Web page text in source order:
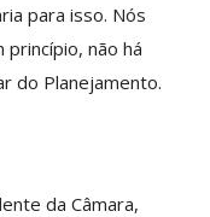
para isso. Nós
não há
do Planejamento.
da Câmara,